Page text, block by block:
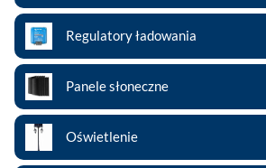
Regulatory ładowania
Panele słoneczne
Oświetlenie